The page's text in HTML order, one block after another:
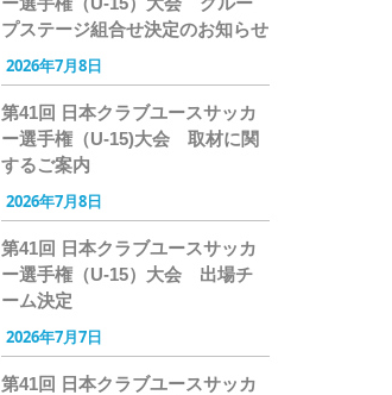
プステージ組合せ決定のお知らせ
2026年7月8日
第41回 日本クラブユースサッカ
ー選手権（U-15)大会 取材に関
するご案内
2026年7月8日
第41回 日本クラブユースサッカ
ー選手権（U-15）大会 出場チ
ーム決定
2026年7月7日
第41回 日本クラブユースサッカ